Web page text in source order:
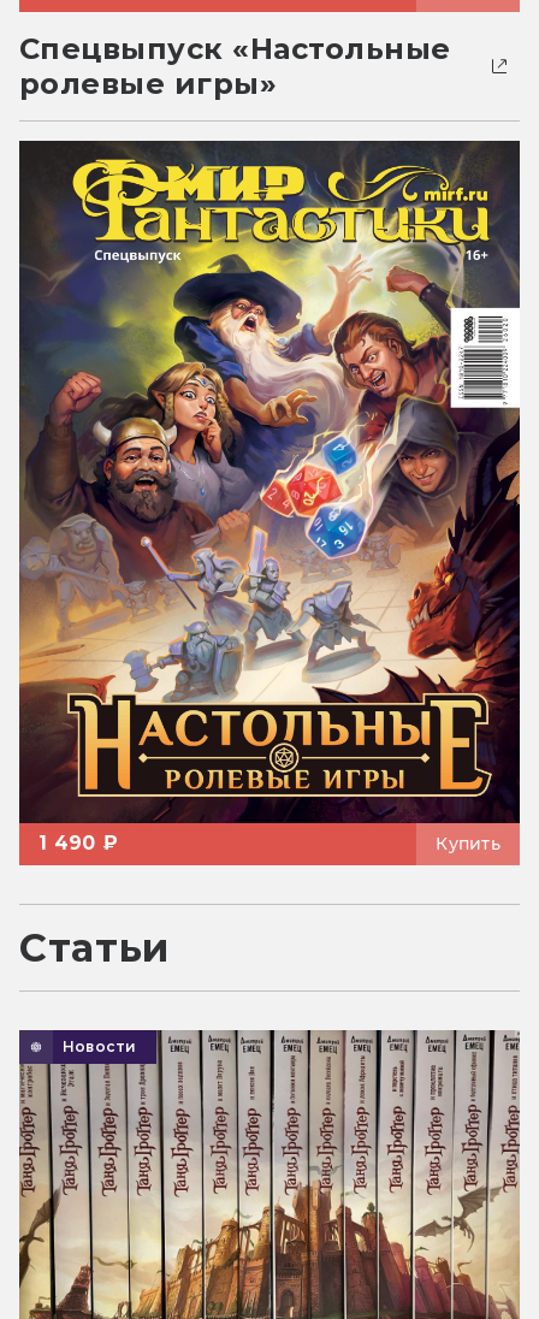
Спецвыпуск «Настольные
ролевые игры»
1 490 ₽ Купить
Статьи
Новости